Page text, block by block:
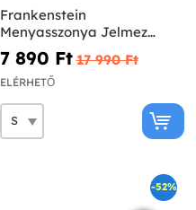
Frankenstein
Menyasszonya Jelmez
Kutyáknak
7 890 Ft‎ 17 990 Ft‎
ELÉRHETŐ
-52%